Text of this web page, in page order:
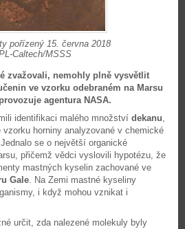
pořízený 15. června 2018
Caltech/MSSS
zvažovali, nemohly plně vysvětlit
ve vzorku odebraném na Marsu
agentura NASA.
identifikaci malého množství dekanu,
vzorku horniny analyzované v chemické
se o největší organické
přičemž vědci vyslovili hypotézu, že
mastných kyselin zachované ve
Gale. Na Zemi mastné kyseliny
i když mohou vznikat i
určit, zda nalezené molekuly byly